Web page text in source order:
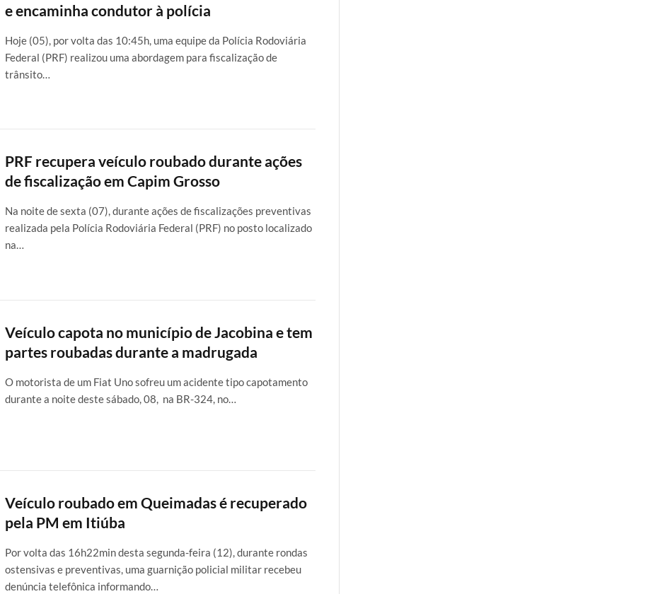
e encaminha condutor à polícia
Hoje (05), por volta das 10:45h, uma equipe da Polícia Rodoviária
Federal (PRF) realizou uma abordagem para fiscalização de
trânsito…
PRF recupera veículo roubado durante ações
de fiscalização em Capim Grosso
Na noite de sexta (07), durante ações de fiscalizações preventivas
realizada pela Polícia Rodoviária Federal (PRF) no posto localizado
na…
Veículo capota no município de Jacobina e tem
partes roubadas durante a madrugada
O motorista de um Fiat Uno sofreu um acidente tipo capotamento
durante a noite deste sábado, 08, na BR-324, no…
Veículo roubado em Queimadas é recuperado
pela PM em Itiúba
Por volta das 16h22min desta segunda-feira (12), durante rondas
ostensivas e preventivas, uma guarnição policial militar recebeu
denúncia telefônica informando…